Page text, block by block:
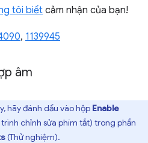
tôi biết cảm nhận của bạn!
, 1139945
âm
hãy đánh dấu vào hộp Enable
trình chỉnh sửa phím tắt) trong phần
(Thử nghiệm).